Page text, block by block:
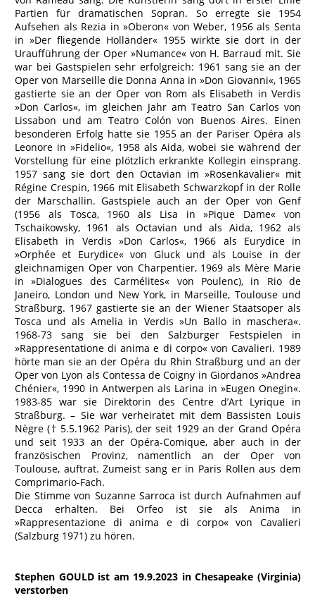
Partien für dramatischen Sopran. So erregte sie 1954
Aufsehen als Rezia in »Oberon« von Weber, 1956 als Senta
in »Der fliegende Holländer« 1955 wirkte sie dort in der
Uraufführung der Oper »Numance« von H. Barraud mit. Sie
war bei Gastspielen sehr erfolgreich: 1961 sang sie an der
Oper von Marseille die Donna Anna in »Don Giovanni«, 1965
gastierte sie an der Oper von Rom als Elisabeth in Verdis
»Don Carlos«, im gleichen Jahr am Teatro San Carlos von
Lissabon und am Teatro Colón von Buenos Aires. Einen
besonderen Erfolg hatte sie 1955 an der Pariser Opéra als
Leonore in »Fidelio«, 1958 als Aida, wobei sie während der
Vorstellung für eine plötzlich erkrankte Kollegin einsprang.
1957 sang sie dort den Octavian im »Rosenkavalier« mit
Régine Crespin, 1966 mit Elisabeth Schwarzkopf in der Rolle
der Marschallin. Gastspiele auch an der Oper von Genf
(1956 als Tosca, 1960 als Lisa in »Pique Dame« von
Tschaikowsky, 1961 als Octavian und als Aida, 1962 als
Elisabeth in Verdis »Don Carlos«, 1966 als Eurydice in
»Orphée et Eurydice« von Gluck und als Louise in der
gleichnamigen Oper von Charpentier, 1969 als Mère Marie
in »Dialogues des Carmélites« von Poulenc), in Rio de
Janeiro, London und New York, in Marseille, Toulouse und
Straßburg. 1967 gastierte sie an der Wiener Staatsoper als
Tosca und als Amelia in Verdis »Un Ballo in maschera«.
1968-73 sang sie bei den Salzburger Festspielen in
»Rappresentatione di anima e di corpo« von Cavalieri. 1989
hörte man sie an der Opéra du Rhin Straßburg und an der
Oper von Lyon als Contessa de Coigny in Giordanos »Andrea
Chénier«, 1990 in Antwerpen als Larina in »Eugen Onegin«.
1983-85 war sie Direktorin des Centre d’Art Lyrique in
Straßburg. – Sie war verheiratet mit dem Bassisten Louis
Nègre († 5.5.1962 Paris), der seit 1929 an der Grand Opéra
und seit 1933 an der Opéra-Comique, aber auch in der
französischen Provinz, namentlich an der Oper von
Toulouse, auftrat. Zumeist sang er in Paris Rollen aus dem
Comprimario-Fach.
Die Stimme von Suzanne Sarroca ist durch Aufnahmen auf
Decca erhalten. Bei Orfeo ist sie als Anima in
»Rappresentazione di anima e di corpo« von Cavalieri
(Salzburg 1971) zu hören.
Stephen GOULD ist am 19.9.2023 in Chesapeake (Virginia)
verstorben